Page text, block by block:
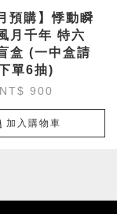
預購】悸動瞬
月千年 特六
盒 (一中盒請
單6抽)
NT$ 900
加入購物車